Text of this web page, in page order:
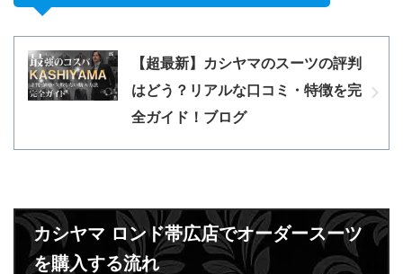
【超最新】カシヤマのスーツの評判
はどう？リアルな口コミ・特徴を完
全ガイド！ブログ
カシヤマ ロンド帯広店でオーダースーツ
を購入する流れ